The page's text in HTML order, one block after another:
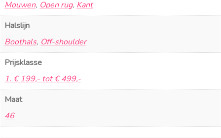
Mouwen, Open rug, Kant
Halslijn
Boothals, Off-shoulder
Prijsklasse
1. € 199,- tot € 499,-
Maat
46